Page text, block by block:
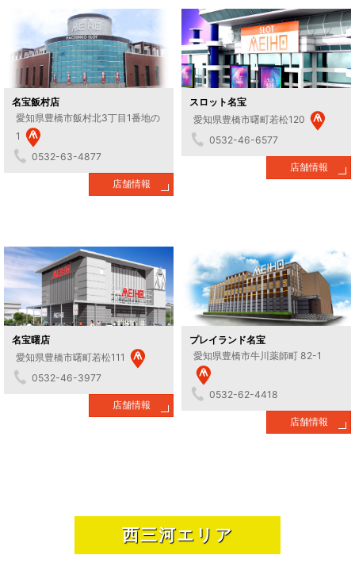
名宝飯村店
愛知県豊橋市飯村北3丁目1番地の
1
0532-63-4877
店舗情報
スロット名宝
愛知県豊橋市曙町若松120
0532-46-6577
店舗情報
名宝曙店
愛知県豊橋市曙町若松111
0532-46-3977
店舗情報
プレイランド名宝
愛知県豊橋市牛川薬師町 82-1
0532-62-4418
店舗情報
西三河エリア